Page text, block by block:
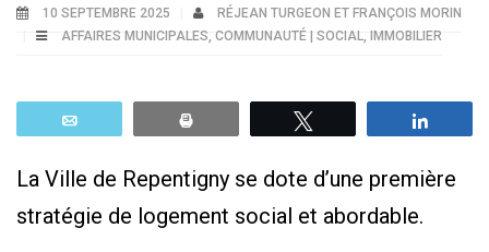
10 SEPTEMBRE 2025
RÉJEAN TURGEON ET FRANÇOIS MORIN
AFFAIRES MUNICIPALES, COMMUNAUTÉ | SOCIAL, IMMOBILIER
La Ville de Repentigny se dote d’une première
stratégie de logement social et abordable.